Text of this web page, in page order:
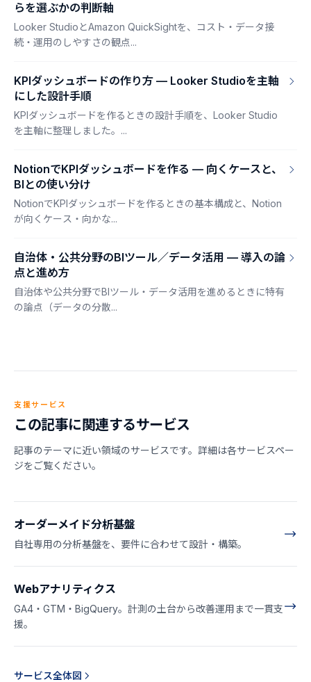
らを選ぶかの判断軸
Looker StudioとAmazon QuickSightを、コスト・データ接
続・運用のしやすさの観点...
KPIダッシュボードの作り方 — Looker Studioを主軸
にした設計手順
KPIダッシュボードを作るときの設計手順を、Looker Studio
を主軸に整理しました。...
NotionでKPIダッシュボードを作る — 向くケースと、
BIとの使い分け
NotionでKPIダッシュボードを作るときの基本構成と、Notion
が向くケース・向かな...
自治体・公共分野のBIツール／データ活用 — 導入の論
点と進め方
自治体や公共分野でBIツール・データ活用を進めるときに特有
の論点（データの分散...
支援サービス
この記事に関連するサービス
記事のテーマに近い領域のサービスです。詳細は各サービスペー
ジをご覧ください。
オーダーメイド分析基盤
自社専用の分析基盤を、要件に合わせて設計・構築。
Webアナリティクス
GA4・GTM・BigQuery。計測の土台から改善運用まで一貫支
援。
サービス全体図